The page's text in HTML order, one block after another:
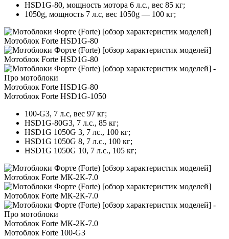
HSD1G-80, мощность мотора 6 л.с., вес 85 кг;
1050g, мощность 7 л.с, вес 1050g — 100 кг;
Мотоблок Forte HSD1G-80
Мотоблок Forte HSD1G-80
Мотоблок Forte HSD1G-80
Мотоблок Forte HSD1G-1050
100-G3, 7 л.с, вес 97 кг;
HSD1G-80G3, 7 л.с., 85 кг;
HSD1G 1050G 3, 7 лс., 100 кг;
HSD1G 1050G 8, 7 л.с., 100 кг;
HSD1G 1050G 10, 7 л.с., 105 кг;
Мотоблок Forte МК-2К-7.0
Мотоблок Forte МК-2К-7.0
Мотоблок Forte МК-2К-7.0
Мотоблок Forte 100-G3